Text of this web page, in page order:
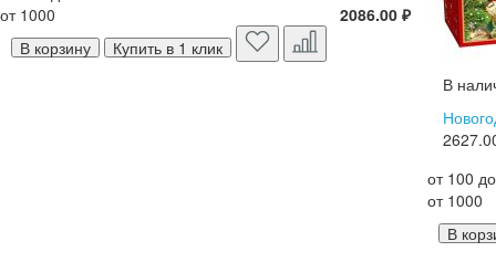
от 1000
2086.00 ₽
В корзину
Купить в 1 клик
В
от 100
от 1000
В